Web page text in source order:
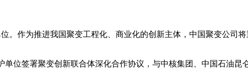
。作为推进我国聚变工程化、商业化的创新主体，中国聚变公司
位签署聚变创新联合体深化合作协议，与中核集团、中国石油昆